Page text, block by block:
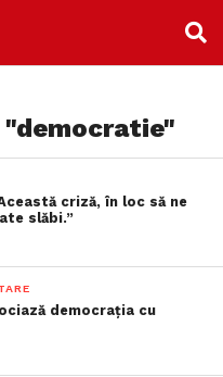
criză, în loc să ne
slăbi.”
democrația cu